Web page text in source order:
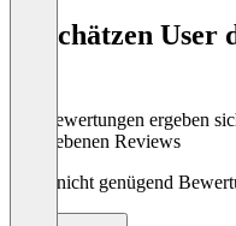
So schätzen User
Die Bewertungen ergeben
abgegebenen Reviews
Noch nicht genügend